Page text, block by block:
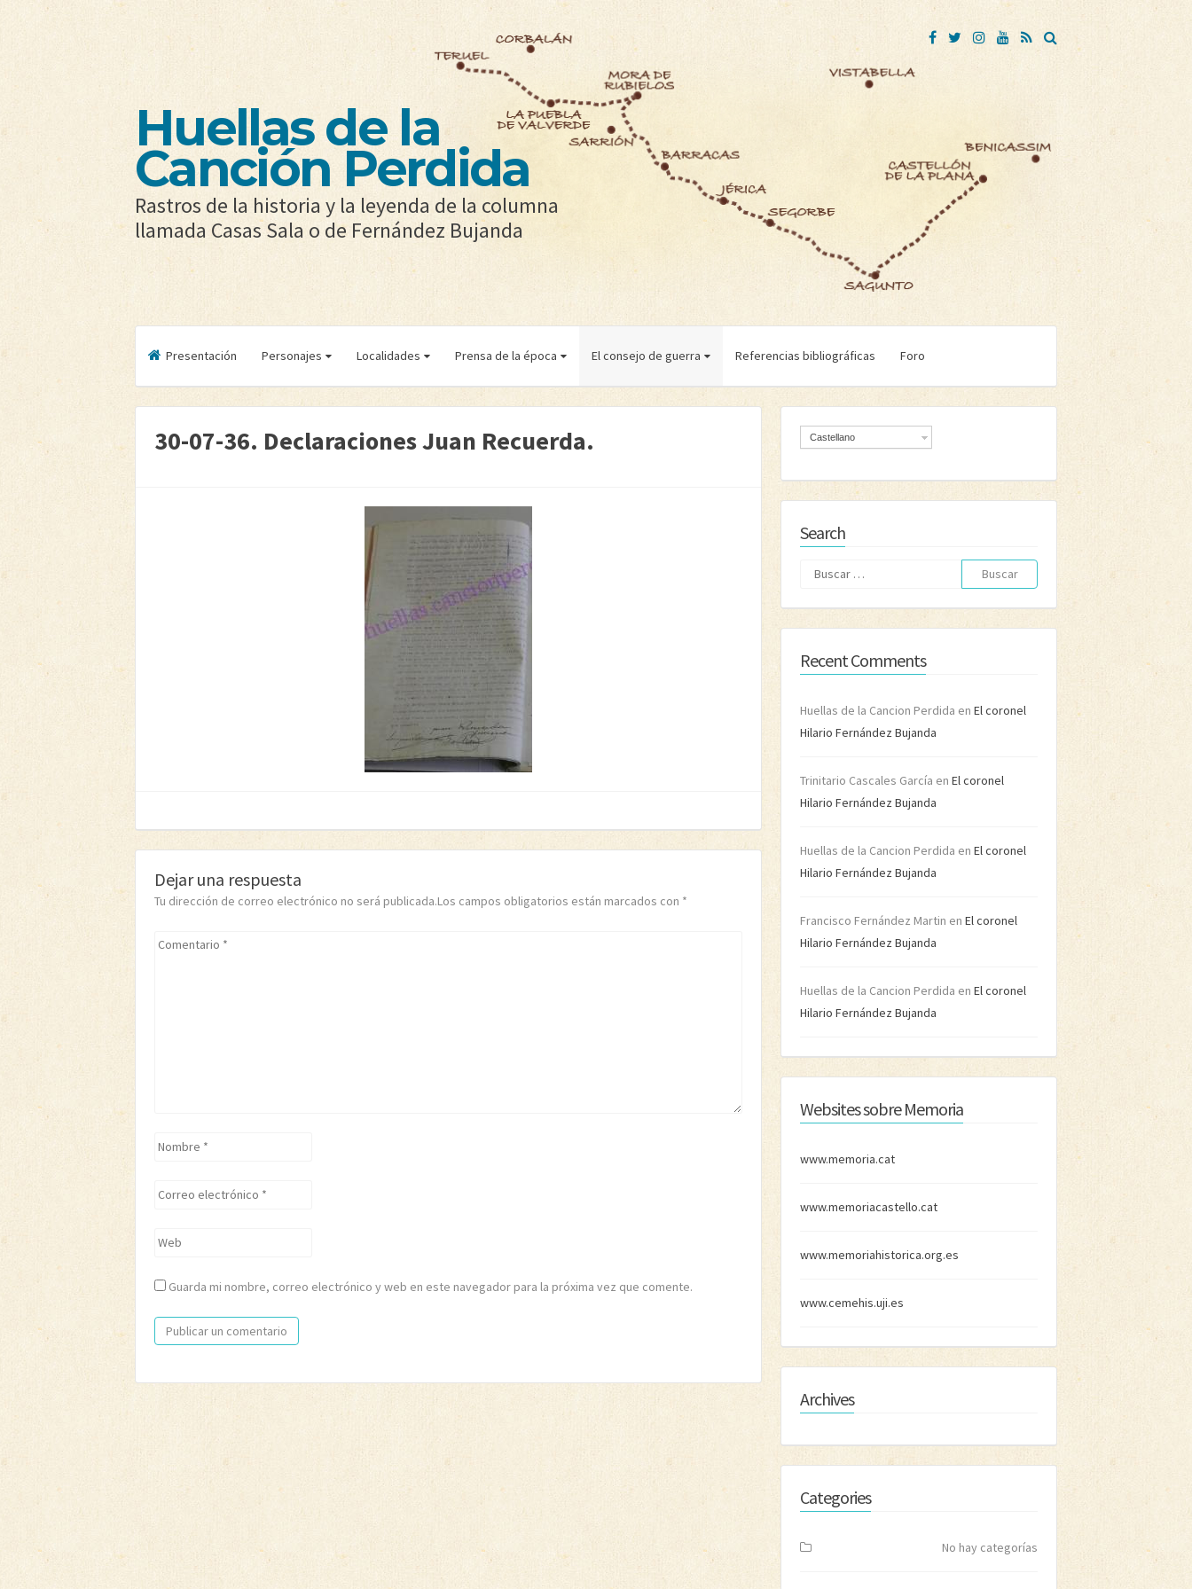
Huellas de la
Canción Perdida
Rastros de la historia y la leyenda de la columna
llamada Casas Sala o de Fernández Bujanda
Presentación Personajes Localidades Prensa de la época El consejo de guerra Referencias bibliográficas Foro
30-07-36. Declaraciones Juan Recuerda.
Dejar una respuesta
Tu dirección de correo electrónico no será publicada.Los campos obligatorios están marcados con *
Comentario
Nombre
Correo
Web
Guarda mi nombre, correo electrónico y web en este navegador para la próxima vez que comente.
Castellano
Search
Buscar:
Recent Comments
Huellas de la Cancion Perdida en El coronel
Hilario Fernández Bujanda
Trinitario Cascales García en El coronel
Hilario Fernández Bujanda
Huellas de la Cancion Perdida en El coronel
Hilario Fernández Bujanda
Francisco Fernández Martin en El coronel
Hilario Fernández Bujanda
Huellas de la Cancion Perdida en El coronel
Hilario Fernández Bujanda
Websites sobre Memoria
www.memoria.cat
www.memoriacastello.cat
www.memoriahistorica.org.es
www.cemehis.uji.es
Archives
Categories
No hay categorías